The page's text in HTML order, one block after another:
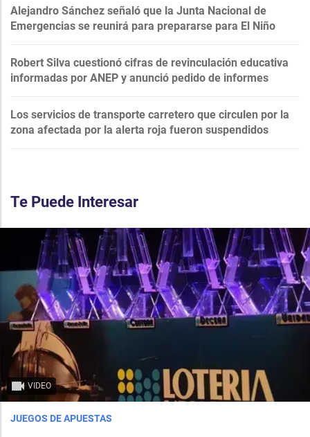
Alejandro Sánchez señaló que la Junta Nacional de
Emergencias se reunirá para prepararse para El Niño
Robert Silva cuestionó cifras de revinculación educativa
informadas por ANEP y anunció pedido de informes
Los servicios de transporte carretero que circulen por la
zona afectada por la alerta roja fueron suspendidos
Te Puede Interesar
VIDEO
JUEGOS DE APUESTAS